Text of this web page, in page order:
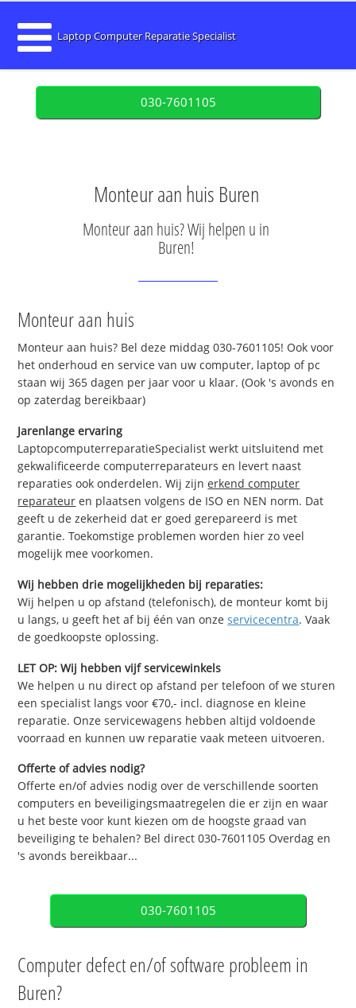
Laptop Computer Reparatie Specialist
030-7601105
Monteur aan huis Buren
Monteur aan huis? Wij helpen u in
Buren!
Monteur aan huis
Monteur aan huis? Bel deze middag 030-7601105! Ook voor
het onderhoud en service van uw computer, laptop of pc
staan wij 365 dagen per jaar voor u klaar. (Ook 's avonds en
op zaterdag bereikbaar)
Jarenlange ervaring
LaptopcomputerreparatieSpecialist werkt uitsluitend met
gekwalificeerde computerreparateurs en levert naast
reparaties ook onderdelen. Wij zijnerkend computer
reparateur en plaatsen volgens de ISO en NEN norm. Dat
geeft u de zekerheid dat er goed gerepareerd is met
garantie. Toekomstige problemen worden hier zo veel
mogelijk mee voorkomen.
Wij hebben drie mogelijkheden bij reparaties:
Wij helpen u op afstand (telefonisch), de monteur komt bij
u langs, u geeft het af bij één van onzeservicecentra. Vaak
de goedkoopste oplossing.
LET OP: Wij hebben vijf servicewinkels
We helpen u nu direct op afstand per telefoon of we sturen
een specialist langs voor €70,- incl. diagnose en kleine
reparatie. Onze servicewagens hebben altijd voldoende
voorraad en kunnen uw reparatie vaak meteen uitvoeren.
Offerte of advies nodig?
Offerte en/of advies nodig over de verschillende soorten
computers en beveiligingsmaatregelen die er zijn en waar
u het beste voor kunt kiezen om de hoogste graad van
beveiliging te behalen? Bel direct 030-7601105 Overdag en
's avonds bereikbaar...
030-7601105
Computer defect en/of software probleem in
Buren?